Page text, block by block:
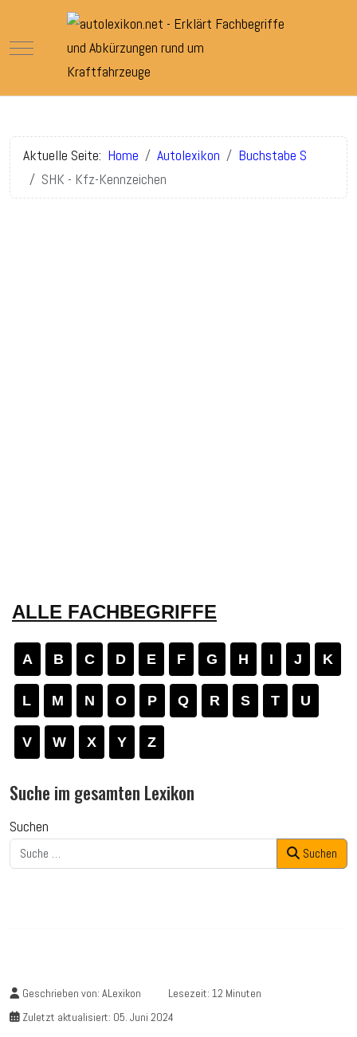
Mobile Menu Toggle
Aktuelle Seite: Home Autolexikon
Buchstabe S
SHK - Kfz-Kennzeichen
ALLE FACHBEGRIFFE
A B C D E F G H I J K
L M N O P Q R S T U
V W X Y Z
Suche im gesamten Lexikon
Suchen
Suchen
Geschrieben von: ALexikon
Lesezeit: 12 Minuten
Zuletzt aktualisiert: 05. Juni 2024